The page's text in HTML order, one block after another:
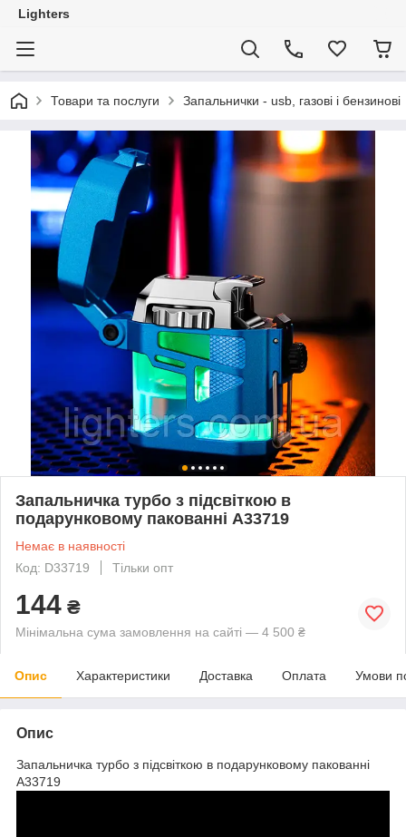
Lighters
Товари та послуги Запальнички - usb, газові і бензинові
Запальничка турбо з підсвіткою в
подарунковому пакованні A33719
Немає в наявності
Код: D33719
Тільки опт
144 ₴
Мінімальна сума замовлення на сайті — 4 500 ₴
Опис Характеристики Доставка Оплата Умови
Опис
Запальничка турбо з підсвіткою в подарунковому пакованні
A33719